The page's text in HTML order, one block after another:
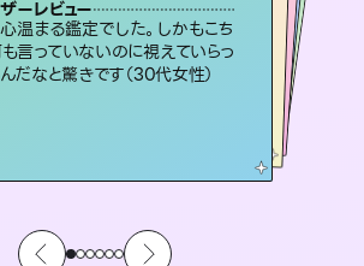
ーレビュー
温まる鑑定でした。しかもこち
言っていないのに視えていらっ
だなと驚きです（30代女性）
定していただいてアドバイス通りに行
すると仲が復活してきました。ありが
うございました（40代 女性）
不安な気持ちが嘘みたいに晴れまし
た…！よく視えていらっしゃるんだなと
感じました（40代 女性）
安心感のあり、言い切ってくれる所や濁
さない鑑定のおかげで、毎回自分の気
持ちを整えられます（30代 男性）
打てて前向きになれます（40代）
複雑な背景もしっかり聞いて鑑定して
いただけました。気持ちが楽になりまし
た（50代 女性）